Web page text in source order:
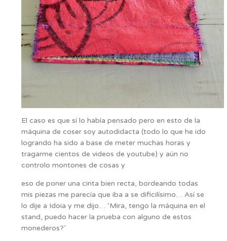
El caso es que sí lo había pensado pero en esto de la
máquina de coser soy autodidacta (todo lo que he ido
logrando ha sido a base de meter muchas horas y
tragarme cientos de videos de youtube) y aún no
controlo montones de cosas y
eso de poner una cinta bien recta, bordeando todas
mis piezas me parecía que iba a se dificilísimo… Así se
lo dije a Idoia y me dijo… ‘Mira, tengo la máquina en el
stand, puedo hacer la prueba con alguno de estos
monederos?’